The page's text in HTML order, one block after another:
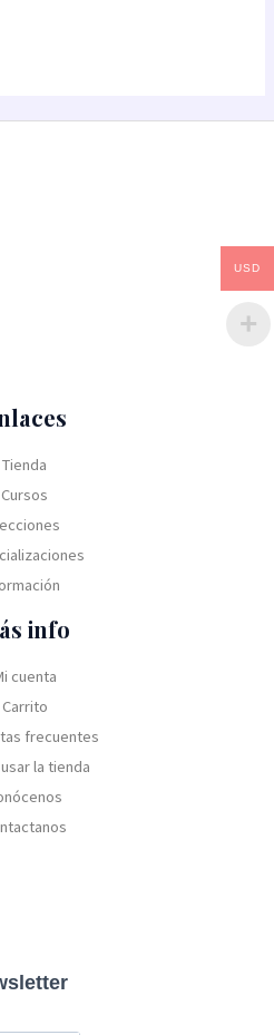
Tienda
Cursos
info
cuenta
Carrito
frecuentes
la tienda
USD